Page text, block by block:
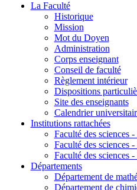
La Faculté
Historique
Mission
Mot du Doyen
Administration
Corps enseignant
Conseil de faculté
Règlement intérieur
Dispositions
Site des enseignants
Calendrier
Institutions rattachées
Faculté des sciences
Faculté des sciences
Faculté des sciences
Départements
Département de
Département de